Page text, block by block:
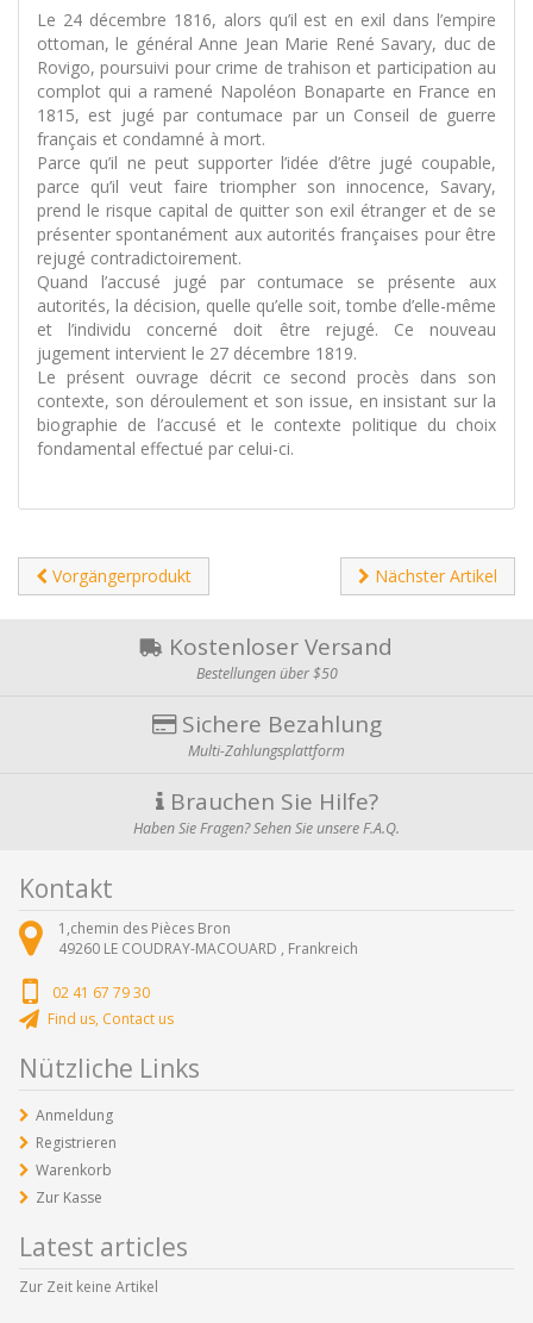
Le 24 décembre 1816, alors qu’il est en exil dans l’empire
ottoman, le général Anne Jean Marie René Savary, duc de
Rovigo, poursuivi pour crime de trahison et participation au
complot qui a ramené Napoléon Bonaparte en France en
1815, est jugé par contumace par un Conseil de guerre
français et condamné à mort.
Parce qu’il ne peut supporter l’idée d’être jugé coupable,
parce qu’il veut faire triompher son innocence, Savary,
prend le risque capital de quitter son exil étranger et de se
présenter spontanément aux autorités françaises pour être
rejugé contradictoirement.
Quand l’accusé jugé par contumace se présente aux
autorités, la décision, quelle qu’elle soit, tombe d’elle-même
et l’individu concerné doit être rejugé. Ce nouveau
jugement intervient le 27 décembre 1819.
Le présent ouvrage décrit ce second procès dans son
contexte, son déroulement et son issue, en insistant sur la
biographie de l’accusé et le contexte politique du choix
fondamental effectué par celui-ci.
Vorgängerprodukt Nächster Artikel
Kostenloser Versand
Bestellungen über $50
Sichere Bezahlung
Multi-Zahlungsplattform
Brauchen Sie Hilfe?
Haben Sie Fragen? Sehen Sie unsere F.A.Q.
Kontakt
1,chemin des Pièces Bron
49260 LE COUDRAY-MACOUARD , Frankreich
02 41 67 79 30
Find us, Contact us
Nützliche Links
Anmeldung
Registrieren
Warenkorb
Zur Kasse
Latest articles
Zur Zeit keine Artikel